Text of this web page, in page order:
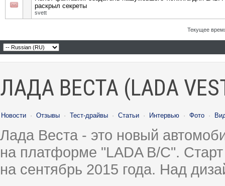
раскрыл секреты
svett
Текущее
ЛАДА ВЕСТА (LADA
Новости · Отзывы · Тест-драйвы · Статьи · Интервью · Фото ·
Лада Веста - это новый
на платформе "LADA B/C".
на сентябрь 2015 года. Над